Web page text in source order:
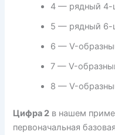
4 — рядный 4-
5 — рядный 6-
6 — V-
7 — V-
8 — V-
Цифра 2 в нашем
первоначальная